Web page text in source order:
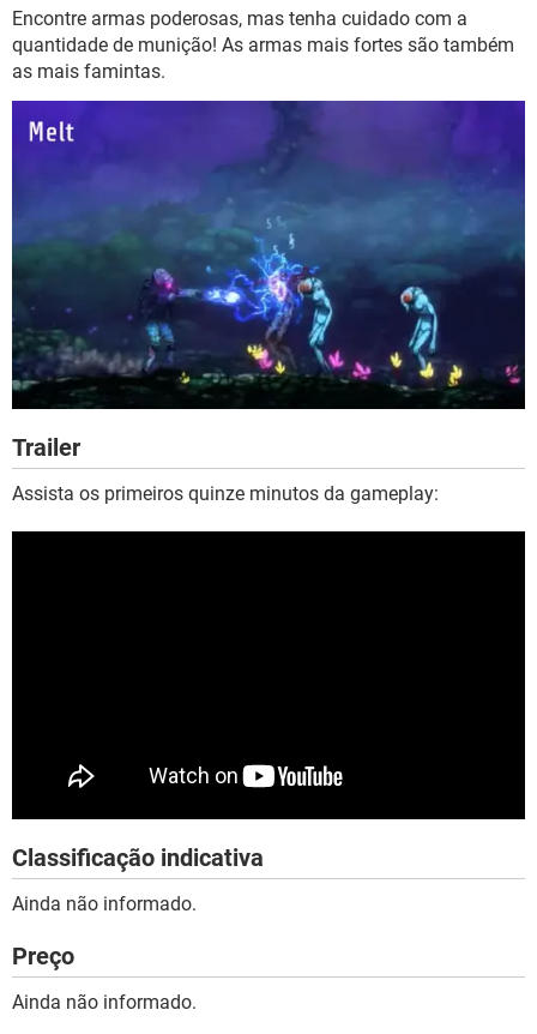
Encontre armas poderosas, mas tenha cuidado com a
quantidade de munição! As armas mais fortes são também
as mais famintas.
Trailer
Assista os primeiros quinze minutos da gameplay:
Classificação indicativa
Ainda não informado.
Preço
Ainda não informado.